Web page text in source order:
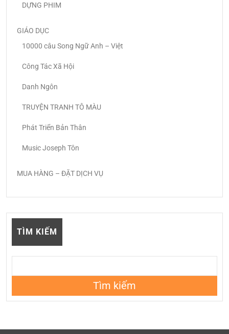
DỰNG PHIM
GIÁO DỤC
10000 câu Song Ngữ Anh – Việt
Công Tác Xã Hội
Danh Ngôn
TRUYỆN TRANH TÔ MÀU
Phát Triển Bản Thân
Music Joseph Tôn
MUA HÀNG – ĐẶT DỊCH VỤ
TÌM KIẾM
Tìm kiếm